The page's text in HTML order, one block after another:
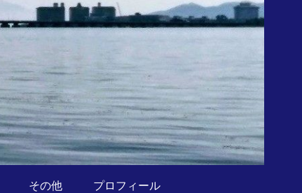
その他 プロフィール